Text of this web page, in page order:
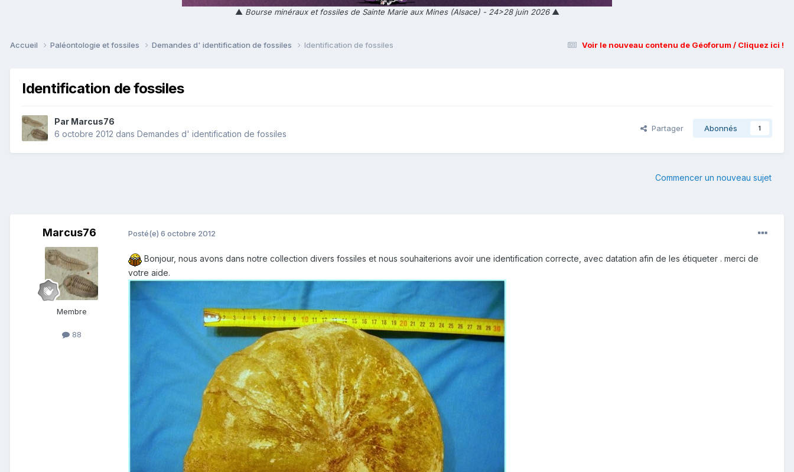
▲ Bourse minéraux et fossiles de Sainte Marie aux Mines (Alsace) - 24>28 juin 2026▲
Voir le nouveau contenu de Géoforum / Cliquez ici !
Accueil Paléontologie et fossiles Demandes d' identification de fossiles Identification de fossiles
Identification de fossiles
Par Marcus76
6 octobre 2012 dans Demandes d' identification de fossiles
Partager Abonnés 1
Commencer un nouveau sujet
Marcus76
Membre
88
Posté(e) 6 octobre 2012
Bonjour, nous avons dans notre collection divers fossiles et nous souhaiterions avoir une identification correcte, avec datation afin de les étiqueter . merci de
votre aide.